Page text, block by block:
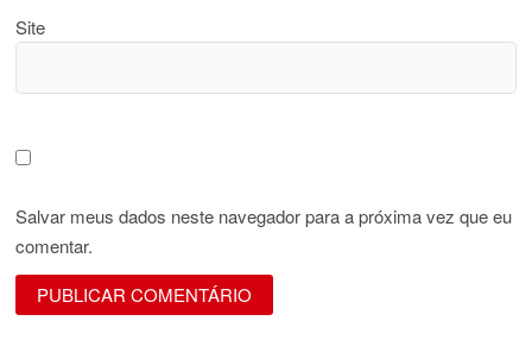
Site
Salvar meus dados neste navegador para a próxima vez que eu
comentar.